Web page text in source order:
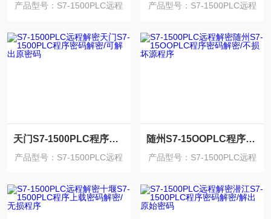
产品型号：S7-1500PLC远程
产品型号：S7-1500PLC远程
天门S7-1500PLC程序密码解密/可解出原密码
产品型号：S7-1500PLC远程
随州S7-15OOPLC程序密码解密/不损坏源程序
产品型号：S7-1500PLC远程